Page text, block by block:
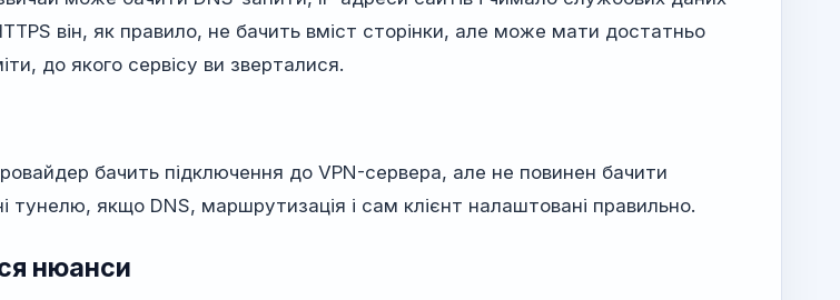
він, як правило, не бачить вміст сторінки, але може мати достатньо
до якого сервісу ви зверталися.
бачить підключення до VPN-сервера, але не повинен бачити
тунелю, якщо DNS, маршрутизація і сам клієнт налаштовані правильно.
нюанси